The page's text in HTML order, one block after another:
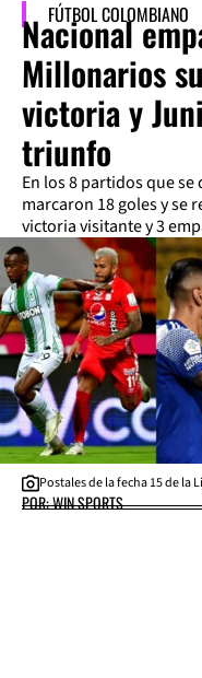
FÚTBOL COLOMBIANO
Nacional
Millonarios
victoria y
triunfo
En los 8 partidos que
marcaron 18 goles y se
victoria visitante y 3
Postales de la fecha 15 de la
POR: WIN SPORTS